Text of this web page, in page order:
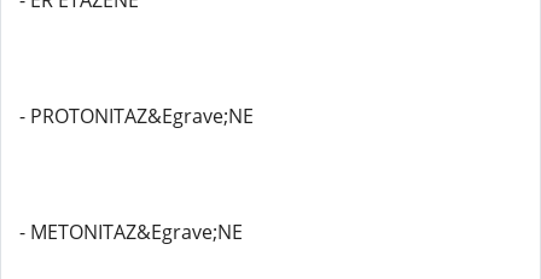
- PROTONITAZ&Egrave;NE
- METONITAZ&Egrave;NE